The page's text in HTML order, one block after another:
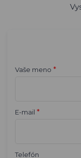
Vaše meno *
E-mail *
Telefón